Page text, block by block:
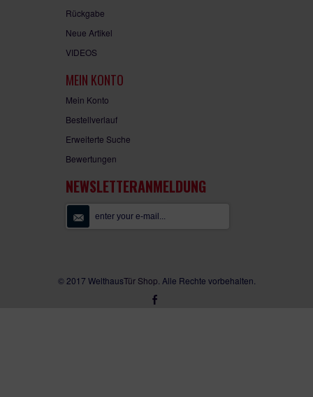
Rückgabe
Neue Artikel
VIDEOS
MEIN KONTO
Mein Konto
Bestellverlauf
Erweiterte Suche
Bewertungen
NEWSLETTERANMELDUNG
© 2017 WelthausTür Shop . Alle Rechte vorbehalten.